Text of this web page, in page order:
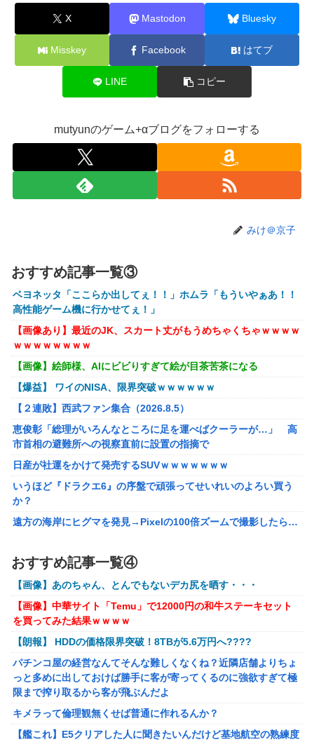
【ホロライブ】これはこれでちょっと裏来いよに見える
【動画】クレヨンしんちゃんの例の動画、バズリすぎてネッ
トミームと化すｗｗｗｗ
【悲報】Mrs. GREEN APPLE、マジで逝くwwwwww
【画像】旅人女子「夜景を撮りたかっただけなのに、故郷の
【悲報】女さん、熊本地震がきっかけで離婚を決意ｗｗｗｗ
ｗ
【訃報】人気Vtuberの犬、19歳で死去
【動画】女子「勃ってんじゃん笑」男子「うるさい//」女子
【悲報】映画館の客、ほぼバイオテロレベルのやらかしで観
【速報】ジャンポケ斎藤、求刑7年で逝く。実刑確実か
【悲報】落語家、亡くなったタレントからいじめられた過去
を告白する…
【画像】AKBのセンター、レベチな事が世間にバレ始めるｗ
ｗｗｗｗｗｗ
【シンデレラガールズ】 百鬼夜行をテーマとしたPOP UP
SHOPが東京・大阪にて開催
メディア「Switch2、499ドルでも安い800ドル超えるか
も。PS5は直近での値上げ可能性低い」
【エヴァンゲリオン】 セガ「アヤナミレイ（仮称）‐プラグ
スーツVer.」プライズフィギュア【彩色原型公開】
【FF16】 「ファイナルファンタジー16」発売日が6/22に決
定＆最新PV公開！思ったより発売早い…もう半年後か！
【VTuber】千羽師匠、Grokに自分の気持ち悪いツイート聞
くやつやってるのかなって思ったら相手鴨神やんけ
【ラブライブ！】
結局おまえらが求める『RPGの理想の主人公』って一体どう
いうのなん？
任天堂が「gamescom 2026」のラインナップを発表！
X Mastodon Bluesky
Misskey Facebook はてブ
LINE コピー
mutyunのゲーム+αブログをフォローする
みけ＠京子
おすすめ記事一覧③
ベヨネッタ「ここらか出してぇ！！」ホムラ「もういやぁあ！！
高性能ゲーム機に行かせてぇ！」
【画像あり】最近のJK、スカート丈がもうめちゃくちゃｗｗｗｗ
ｗｗｗｗｗｗｗｗ
【画像】絵師様、AIにビビりすぎて絵が目茶苦茶になる
【爆益】 ワイのNISA、限界突破ｗｗｗｗｗｗ
【２連敗】西武ファン集合（2026.8.5）
恵俊彰「総理がいろんなところに足を運べばクーラーが…」 高
市首相の避難所への視察直前に設置の指摘で
日産が社運をかけて発売するSUVｗｗｗｗｗｗｗ
いうほど『ドラクエ6』の序盤で頑張ってせいれいのよろい買う
か？
遠方の海岸にヒグマを発見→Pixelの100倍ズームで撮影したら…
【勇者王ガオガイガー】PLAMATEA「獅子王凱」プラモデル
【明日予約開始】
【ToLOVEる】ユニクリ「籾岡里紗 ダークネスver.」フィギュア
【再販予約開始】
【トミカ】新シリーズ「トミカ クロスレスキュー」 始動
キメラって倫理観無くせば普通に作れるんか？
【艦これ】E5クリアした人に聞きたいんだけど基地航空の熟練度
どうしてた？
【艦これ】軽空母混成の潜水マスって陣形なんにしてます
の？？？
おすすめ記事一覧④
【画像】あのちゃん、とんでもないデカ尻を晒す・・・
【画像】中華サイト「Temu」で12000円の和牛ステーキセット
を買ってみた結果ｗｗｗｗ
【朗報】 HDDの価格限界突破！8TBが5.6万円へ????
パチンコ屋の経営なんてそんな難しくなくね？近隣店舗よりちょ
っと多めに出しておけば勝手に客が寄ってくるのに強欲すぎて極
限まで搾り取るから客が飛ぶんだよ
キメラって倫理観無くせば普通に作れるんか？
【艦これ】E5クリアした人に聞きたいんだけど基地航空の熟練度